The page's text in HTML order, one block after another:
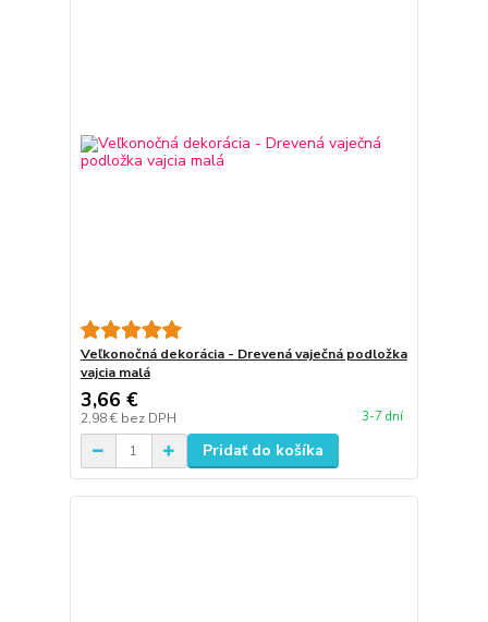
Veľkonočná dekorácia - Drevená vaječná podložka
vajcia malá
3,66 €
2,98 € bez DPH 3-7 dní
Pridať do košíka